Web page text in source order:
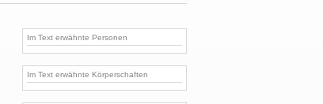
Im Text erwähnte Personen
Im Text erwähnte Körperschaften